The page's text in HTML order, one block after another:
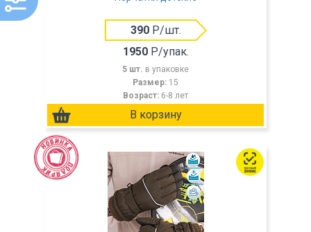
390Р/шт.
1950Р/упак.
5 шт. в упаковке
Размер: 15
Возраст: 6-8 лет